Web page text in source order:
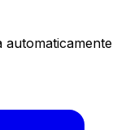
automaticamente